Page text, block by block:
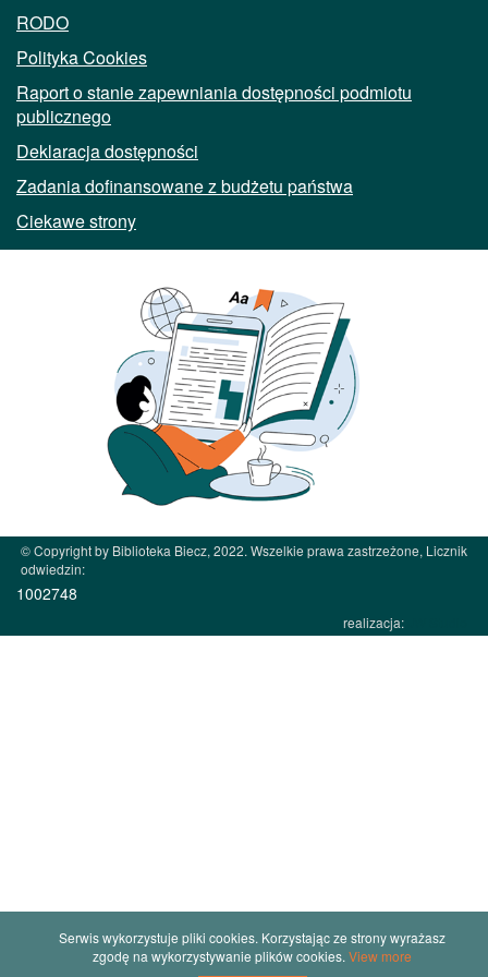
RODO
Polityka Cookies
Raport o stanie zapewniania dostępności podmiotu
publicznego
Deklaracja dostępności
Zadania dofinansowane z budżetu państwa
Ciekawe strony
© Copyright by Biblioteka Biecz, 2022. Wszelkie prawa zastrzeżone, Licznik
odwiedzin:
1002748
realizacja:
Serwis wykorzystuje pliki cookies. Korzystając ze strony wyrażasz
zgodę na wykorzystywanie plików cookies. View more